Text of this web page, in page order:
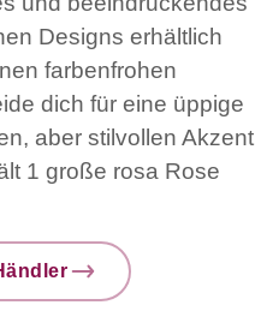
Designs erhältlich
farbenfrohen
dich für eine üppige
aber stilvollen Akzent
1 große rosa Rose